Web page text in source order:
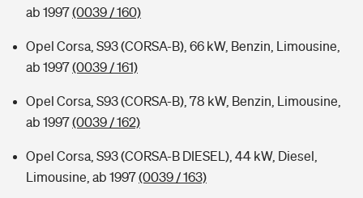
ab 1997(0039 / 160)
Opel Corsa, S93 (CORSA-B), 66 kW, Benzin, Limousine,
ab 1997(0039 / 161)
Opel Corsa, S93 (CORSA-B), 78 kW, Benzin, Limousine,
ab 1997(0039 / 162)
Opel Corsa, S93 (CORSA-B DIESEL), 44 kW, Diesel,
Limousine, ab 1997(0039 / 163)